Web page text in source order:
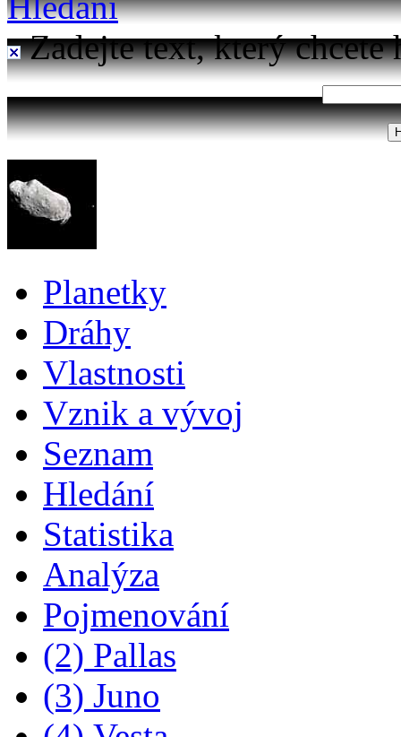
Zadejte text, který chcete
Planetky
Dráhy
Vlastnosti
Vznik a vývoj
Seznam
Hledání
Statistika
Analýza
Pojmenování
(2) Pallas
(3) Juno